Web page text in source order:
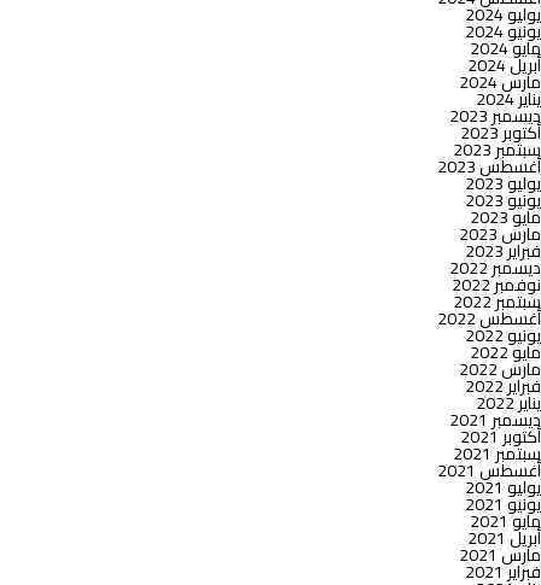
يوليو 2024
يونيو 2024
مايو 2024
أبريل 2024
مارس 2024
يناير 2024
ديسمبر 2023
أكتوبر 2023
سبتمبر 2023
أغسطس 2023
يوليو 2023
يونيو 2023
مايو 2023
مارس 2023
فبراير 2023
ديسمبر 2022
نوفمبر 2022
سبتمبر 2022
أغسطس 2022
يونيو 2022
مايو 2022
مارس 2022
فبراير 2022
يناير 2022
ديسمبر 2021
أكتوبر 2021
سبتمبر 2021
أغسطس 2021
يوليو 2021
يونيو 2021
مايو 2021
أبريل 2021
مارس 2021
فبراير 2021